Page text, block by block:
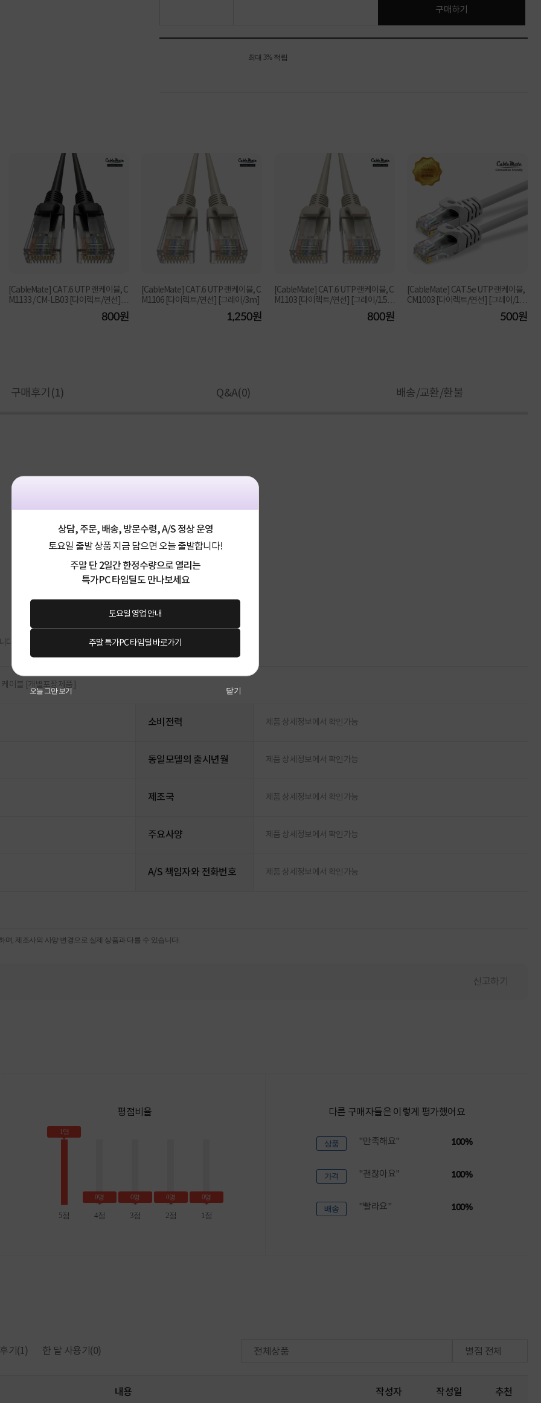
상담, 주문, 배송, 방문수령, A/S 정상 운영
토요일 출발 상품 지금 담으면 오늘 출발합니다!
주말 단 2일간 한정수량으로 열리는
특가PC 타임딜도 만나보세요
토요일 영업 안내
주말 특가PC 타임딜 바로가기
오늘 그만 보기 닫기
구매하기
최대 3% 적립
[CableMate] CAT.6 UTP 랜케이블, C
M1133 / CM-LB03 [다이렉트/연선]
800원
[CableMate] CAT.6 UTP 랜케이블, C
M1106 [다이렉트/연선] [그레이/3m]
1,250원
[CableMate] CAT.6 UTP 랜케이블, C
M1103 [다이렉트/연선] [그레이/1.5
800원
[CableMate] CAT.5e UTP 랜케이블,
CM1003 [다이렉트/연선] [그레이/1.5
500원
구매후기(1) Q&A(0) 배송/교환/환불
.
이블 [개별포장제품]
소비전력 제품 상세정보에서 확인가능
동일모델의 출시년월 제품 상세정보에서 확인가능
제조국 제품 상세정보에서 확인가능
주요사양 제품 상세정보에서 확인가능
A/S 책임자와 전화번호 제품 상세정보에서 확인가능
, 제조사의 사양 변경으로 실제 상품과 다를 수 있습니다.
신고하기
평점비율
1명
5점
0명
4점
0명
3점
0명
2점
0명
1점
다른 구매자들은 이렇게 평가했어요
상품 "만족해요" 100%
가격 "괜찮아요" 100%
배송 "빨라요" 100%
기 (1) 한 달 사용기 (0) 전체상품 별점 전체
내용 작성자 작성일 추천